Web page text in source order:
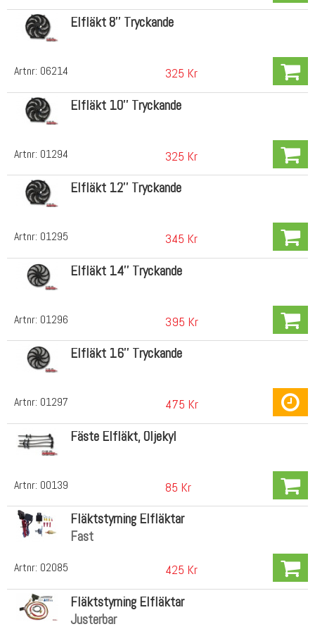
Artnr: 06214
Elfläkt 8'' Tryckande
325 Kr
Artnr: 01294
Elfläkt 10'' Tryckande
325 Kr
Artnr: 01295
Elfläkt 12'' Tryckande
345 Kr
Artnr: 01296
Elfläkt 14'' Tryckande
395 Kr
Artnr: 01297
Elfläkt 16'' Tryckande
475 Kr
Artnr: 00139
Fäste Elfläkt, Oljekyl
85 Kr
Artnr: 02085
Fläktstyrning Elfläktar
Fast
425 Kr
Fläktstyrning Elfläktar
Justerbar